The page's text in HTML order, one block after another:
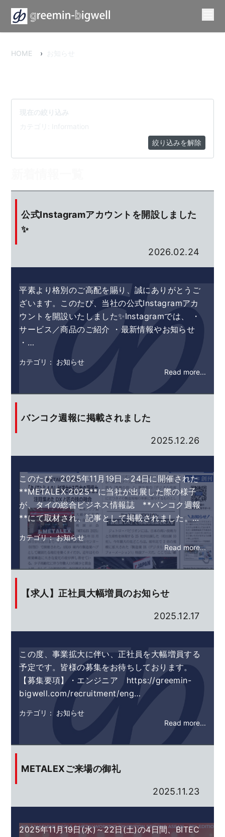
HOME ›
絞り込みを解除
公式Instagramアカウントを開設しました
✨
2026.02.24
平素より格別のご高配を賜り、誠にありがとうご
ざいます。このたび、当社の公式Instagramアカ
ウントを開設いたしました✨Instagramでは、 ・
サービス／商品のご紹介 ・最新情報やお知らせ
・…
カテゴリ： お知らせ
Read more...
バンコク週報に掲載されました
2025.12.26
このたび、2025年11月19日～24日に開催された
**METALEX 2025**に当社が出展した際の様子
が、タイの総合ビジネス情報誌 **バンコク週報
**にて取材され、記事として掲載されました。…
カテゴリ： お知らせ
Read more...
【求人】正社員大幅増員のお知らせ
2025.12.17
この度、事業拡大に伴い、正社員を大幅増員する
予定です。皆様の募集をお待ちしております。
【募集要項】・エンジニア https://greemin-
bigwell.com/recruitment/eng…
カテゴリ： お知らせ
Read more...
METALEXご来場の御礼
2025.11.23
2025年11月19日(水)～22日(土)の4日間、BITEC